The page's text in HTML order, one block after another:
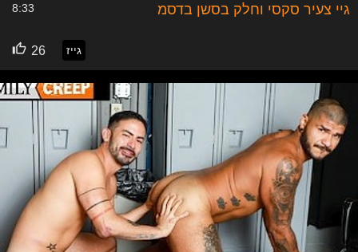
גיי צעיר סקסי וחלק בסשן בדסמ 8:33
גייז 26